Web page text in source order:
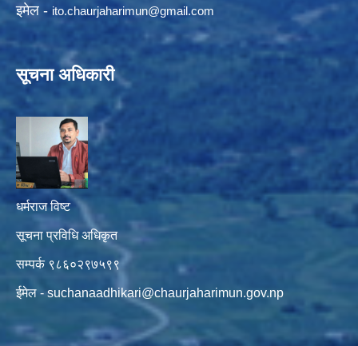
इमेल - ito.chaurjaharimun@gmail.com
सूचना अधिकारी
धर्मराज विष्ट
सूचना प्रविधि अधिकृत
सम्पर्क ९८६०२९७५९९
ईमेल -suchanaadhikari@chaurjaharimun.gov.np